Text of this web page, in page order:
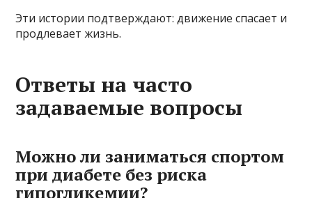
Эти истории подтверждают: движение спасает и
продлевает жизнь.
Ответы на часто
задаваемые вопросы
Можно ли заниматься спортом
при диабете без риска
гипогликемии?